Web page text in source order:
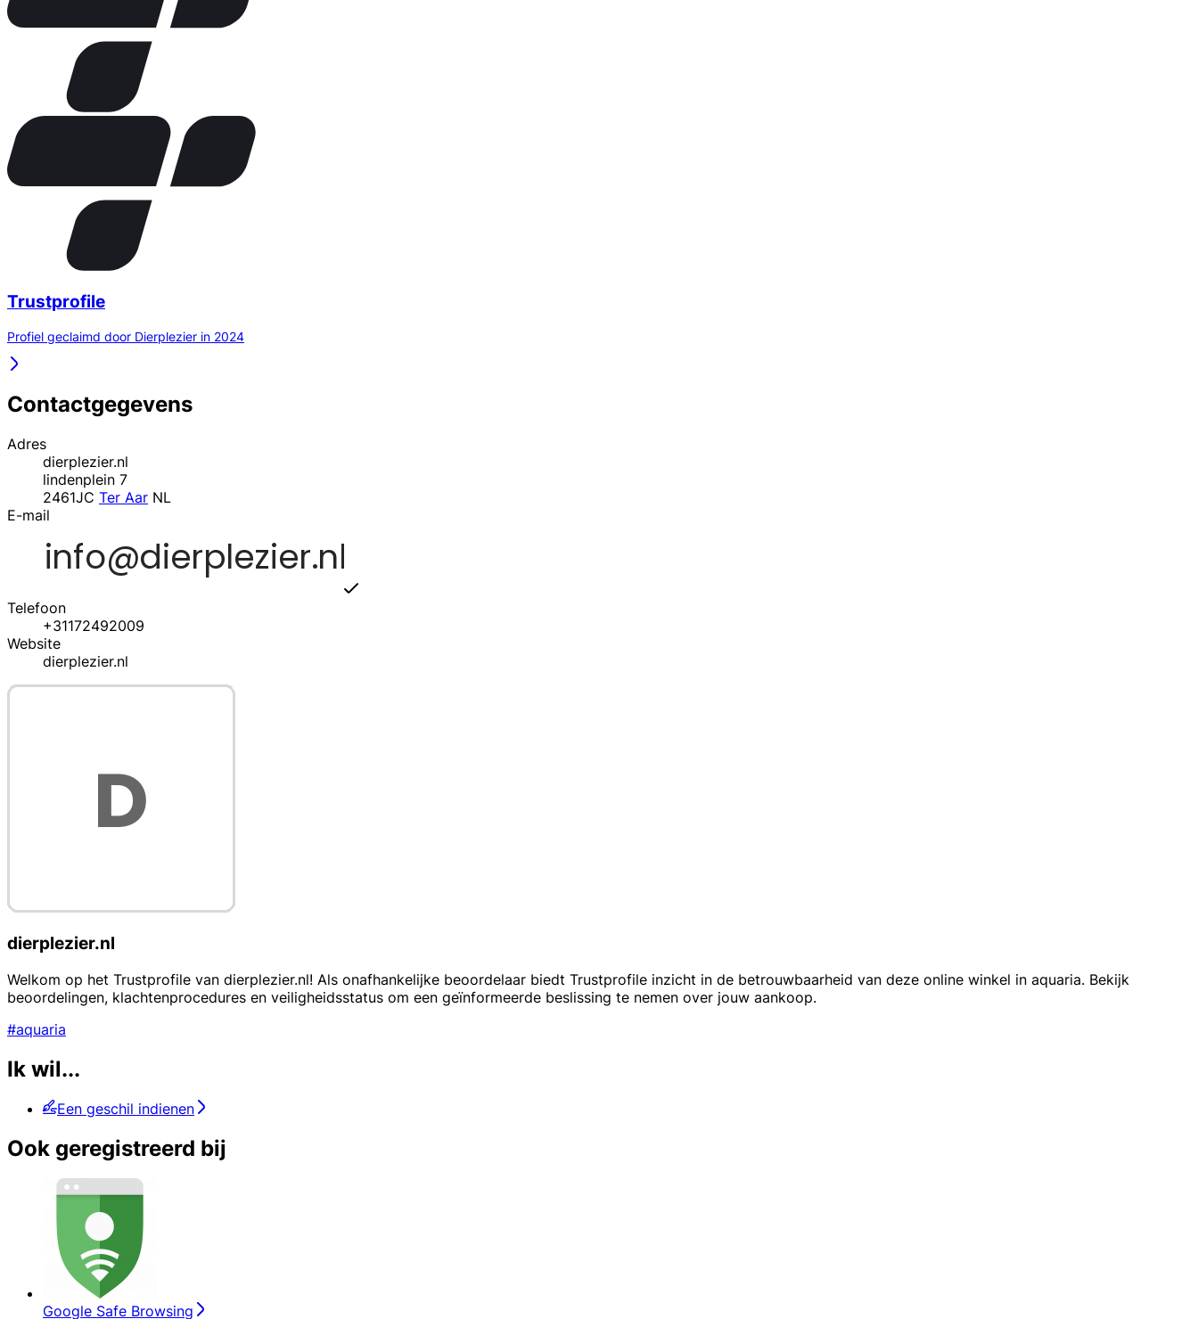
Trustprofile
Profiel geclaimd door Dierplezier in 2024
Contactgegevens
Adres
dierplezier.nl
lindenplein 7
2461JC Ter Aar NL
E-mail
Telefoon
+31172492009
Website
dierplezier.nl
dierplezier.nl
Welkom op het Trustprofile van dierplezier.nl! Als onafhankelijke beoordelaar biedt Trustprofile inzicht in de betrouwbaarheid van deze online winkel in aquaria. Bekijk
beoordelingen, klachtenprocedures en veiligheidsstatus om een geïnformeerde beslissing te nemen over jouw aankoop.
#aquaria
Ik wil...
Een geschil indienen
Ook geregistreerd bij
Google Safe Browsing